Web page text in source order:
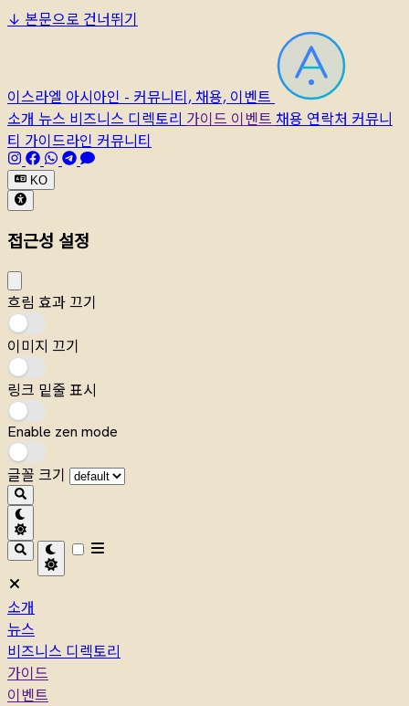
↓ 본문으로 건너뛰기
이스라엘 아시아인 - 커뮤니티, 채용, 이벤트
소개 뉴스 비즈니스 디렉토리 가이드 이벤트 채용 연락처 커뮤니
티 가이드라인 커뮤니티
KO
접근성 설정
흐림 효과 끄기
이미지 끄기
링크 밑줄 표시
Enable zen mode
글꼴 크기
소개
뉴스
비즈니스 디렉토리
가이드
이벤트